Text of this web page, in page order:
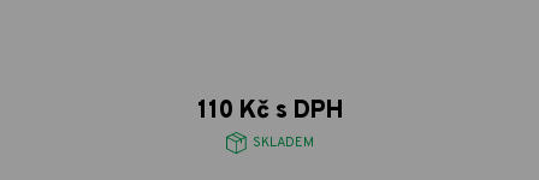
110 Kč s DPH
SKLADEM